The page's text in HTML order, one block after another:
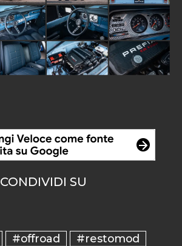
CONDIVIDI SU
#offroad #restomod